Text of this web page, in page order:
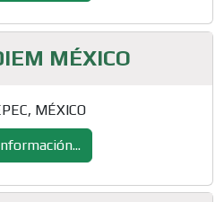
MÉXICO
MÉXICO